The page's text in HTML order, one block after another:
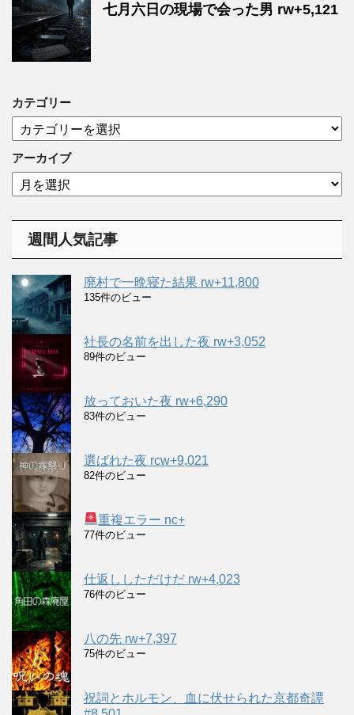
七月六日の現場で会った男 rw+5,121
カテゴリー
テ
ゴ
リ
ー
アーカイブ
ア
ー
週間人気記事
廃村で一晩寝た結果 rw+11,800
135件のビュー
社長の名前を出した夜 rw+3,052
89件のビュー
放っておいた夜 rw+6,290
83件のビュー
選ばれた夜 rcw+9,021
82件のビュー
重複エラー nc+
77件のビュー
仕返ししただけだ rw+4,023
76件のビュー
八の先 rw+7,397
75件のビュー
祝詞とホルモン、血に伏せられた京都奇譚